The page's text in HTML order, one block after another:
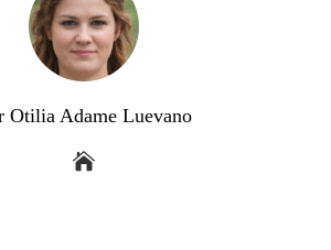
Otilia Adame Luevano